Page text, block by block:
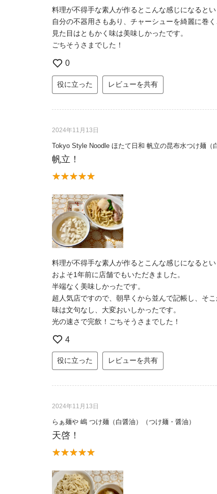
料理が不得手な素人が作るとこんな感じになると
自分の不器用さもあり、チャーシューを綺麗に巻
見た目はともかく味は美味しかったです。
ごちそうさまでした！
0
役に立った レビューを共有
2024年11月13日
Tokyo Style Noodle ほたて日和 帆立の昆布水つけ麺（
帆立！
料理が不得手な素人が作るとこんな感じになると
およそ1年前に店舗でもいただきました。
半端なく美味しかったです。
超人気店ですので、朝早くから並んで記帳し、そ
味は文句なし、大変おいしかったです。
光の速さで完飲！ごちそうさまでした！
4
役に立った レビューを共有
2024年11月13日
らぁ麺や 嶋 つけ麺（白醤油）（つけ麺・醤油）
天啓！